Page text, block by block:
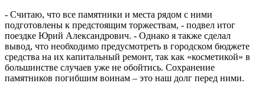
- Считаю, что все памятники и места рядом с ними
подготовлены к предстоящим торжествам, - подвел итог
поездке Юрий Александрович. - Однако я также сделал
вывод, что необходимо предусмотреть в городском бюджете
средства на их капитальный ремонт, так как «косметикой» в
большинстве случаев уже не обойтись. Сохранение
памятников погибшим воинам – это наш долг перед ними.